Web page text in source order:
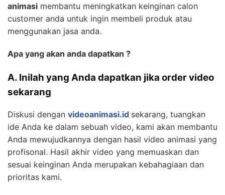
animasi membantu meningkatkan keinginan calon
customer anda untuk ingin membeli produk atau
menggunakan jasa anda.
Apa yang akan anda dapatkan ?
A. Inilah yang Anda dapatkan jika order video
sekarang
Diskusi dengan videoanimasi.id sekarang, tuangkan
ide Anda ke dalam sebuah video, kami akan membantu
Anda mewujudkannya dengan hasil video animasi yang
profisonal. Hasil akhir video yang memuaskan dan
sesuai keinginan Anda merupakan kebahagiaan dan
prioritas kami.